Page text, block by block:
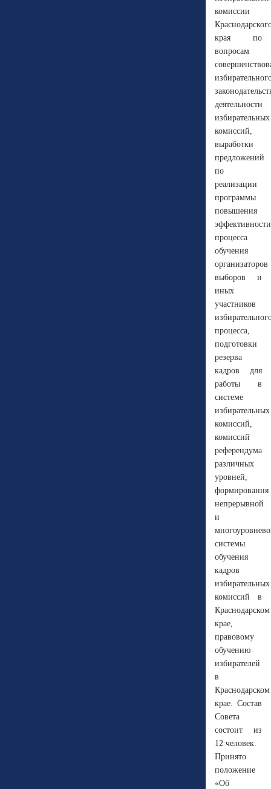
комиссии
края по
вопросам
деятельности
избирательных
комиссий,
выработки
предложений
по
реализации
программы
повышения
эффективности
процесса
обучения
организаторов
выборов и
иных
участников
процесса,
подготовки
резерва
кадров для
работы в
системе
избирательных
комиссий,
комиссий
референдума
различных
уровней,
формирования
непрерывной
и
системы
обучения
кадров
избирательных
комиссий в
Краснодарском
крае,
правовому
обучению
избирателей
в
Краснодарском
крае. Состав
Совета
состоит из
12 человек.
Принято
положение
«Об